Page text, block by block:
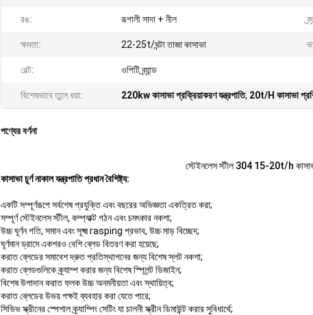
রঙ: রূপালী সাদা + নীল
ক্ষমতা: 22-25t/ঘন্টা তাজা কাসাভা
বেল্ট: ওপিটি ব্র্যান্ড
বিশেষভাবে তুলে ধরা: 220kw কাসাভা প্রক্রিয়াকরণ যন্ত্রপাতি, 20t/H কাসাভা
পণ্যের বর্ণনা
স্টেইনলেস স্টীল 304 15-20t/h কাসাভা
কাসাভা চূর্ণ নাকাল যন্ত্রপাতি প্রধান বৈশিষ্ট্য:
একটি সম্পূর্ণরূপে সর্বশেষ প্রযুক্তি এবং বছরের অভিজ্ঞতা একত্রিত করা;
সম্পূর্ণ স্টেইনলেস স্টীল, কম্প্যাক্ট গঠন এবং চমৎকার নকশা;
উচ্চ ঘূর্ণন গতি, সমান এবং সূক্ষ্ম rasping প্রভাব, উচ্চ মাড় বিচ্ছেদ;
ঘূর্ণমান ড্রামে একশরও বেশি ব্লেড বিতরণ করা হয়েছে;
করাত ব্লেডের সমাবেশ দ্রুত প্রতিস্থাপনের জন্য বিশেষ স্লট নকশা;
করাত ব্লেডগুলিকে ক্র্যাম্প করার জন্য বিশেষ স্প্লিন্ট ডিজাইন;
বিশেষ উপাদান করাত ফলক উচ্চ অনমনীয়তা এবং স্থায়িত্ব;
করাত ব্লেডের উভয় পক্ষই ব্যবহার করা যেতে পারে;
সিভিভ স্ক্রীনের স্পেশাল ক্র্যাম্পিং সেটিং যা চালনী স্ক্রীন ডিমাউন্ট করার সুবিধার্থে;